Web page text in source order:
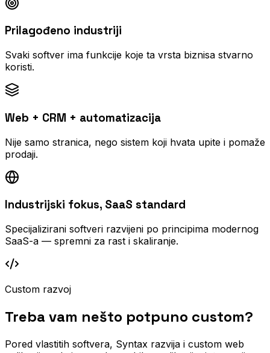
Prilagođeno industriji
Svaki softver ima funkcije koje ta vrsta biznisa stvarno
koristi.
Web + CRM + automatizacija
Nije samo stranica, nego sistem koji hvata upite i pomaže
prodaji.
Industrijski fokus, SaaS standard
Specijalizirani softveri razvijeni po principima modernog
SaaS-a — spremni za rast i skaliranje.
Custom razvoj
Treba vam nešto potpuno custom?
Pored vlastitih softvera, Syntax razvija i custom web